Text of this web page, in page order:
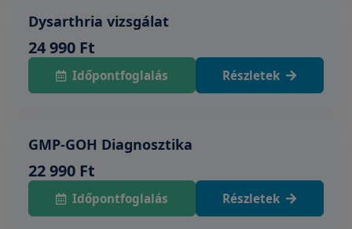
Dysarthria vizsgálat
24 990 Ft
Időpontfoglalás Részletek
GMP-GOH Diagnosztika
22 990 Ft
Időpontfoglalás Részletek